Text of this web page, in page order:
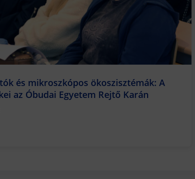
és mikroszkópos ökoszisztémák: A
az Óbudai Egyetem Rejtő Karán